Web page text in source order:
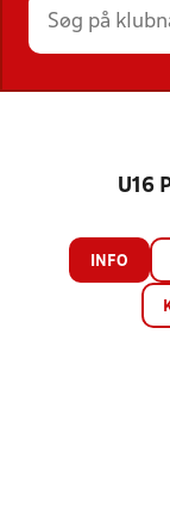
U16
INFO